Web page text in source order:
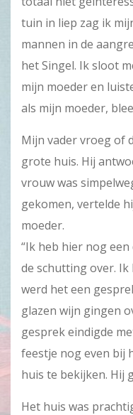
tuin in liep zag ik
mannen in de
het Singel. Ik sloot
mijn moeder en
als mijn moeder,
Mijn vader vroeg of
grote huis. Hij
vrouw was
gekomen, vertelde
moeder.
“Ik heb hier nog
de schutting over. Ik
werd het een
glazen wijn gingen
gesprek eindigde
feestje nog even bij
huis te bekijken. Hij
Het huis was